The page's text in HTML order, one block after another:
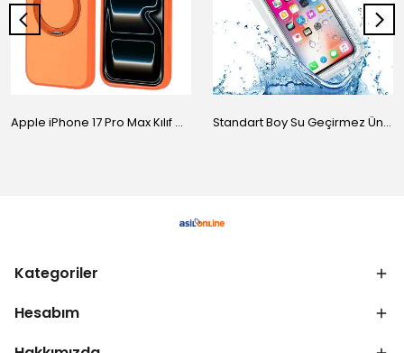
Apple iPhone 17 Pro Max Kılıf M-Safe Şarj Özellikli Standlı Zore Proton Silikon Kapak Standart Boy Su Geçirmez Üniversal Kılıf
Kategoriler
Hesabım